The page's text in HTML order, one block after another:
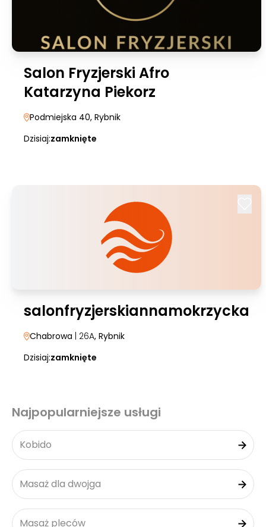
Salon Fryzjerski Afro
Katarzyna Piekorz
Podmiejska 40, Rybnik
Dzisiaj:zamknięte
salonfryzjerskiannamokrzycka
Chabrowa | 26A, Rybnik
Dzisiaj:zamknięte
Najpopularniejsze usługi
Kobido
Masaż dla dwojga
Masaż pleców